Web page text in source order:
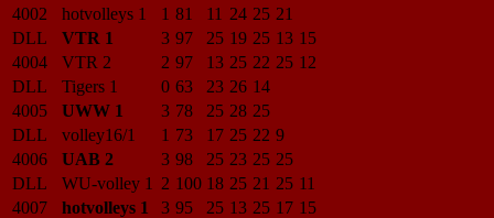
4002
hotvolleys 1 1 81 11 24 25 21
DLL
VTR 1 3 97 25 19 25 13 15
4004
VTR 2 2 97 13 25 22 25 12
DLL
Tigers 1 0 63 23 26 14
4005
UWW 1 3 78 25 28 25
DLL
volley16/1 1 73 17 25 22 9
4006
UAB 2 3 98 25 23 25 25
DLL
WU-volley 1 2 100 18 25 21 25 11
4007
hotvolleys 1 3 95 25 13 25 17 15